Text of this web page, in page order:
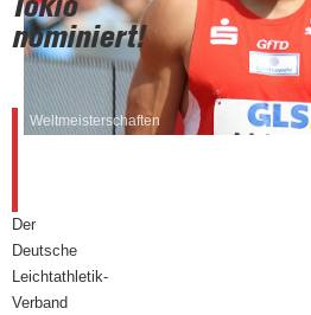
nominiert!
Weltmeisterschaften
Der
Deutsche
Leichtathletik-
Verband